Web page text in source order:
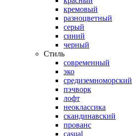
кремовый
разноцветный
серый
синий
черный
Стиль
современный
эко
средиземноморский
пэчворк
лофт
неоклассика
скандинавский
прованс
casual